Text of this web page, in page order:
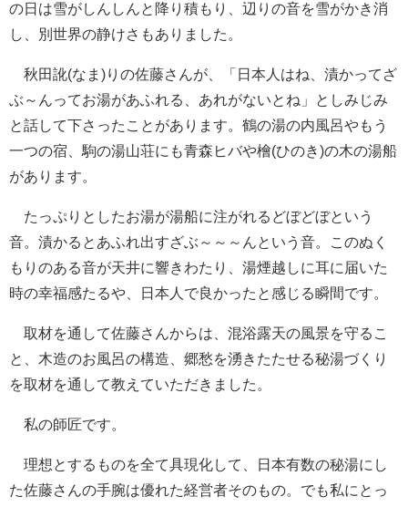
の日は雪がしんしんと降り積もり、辺りの音を雪がかき消
し、別世界の静けさもありました。
秋田訛(なま)りの佐藤さんが、「日本人はね、漬かってざ
ぶ～んってお湯があふれる、あれがないとね」としみじみ
と話して下さったことがあります。鶴の湯の内風呂やもう
一つの宿、駒の湯山荘にも青森ヒバや檜(ひのき)の木の湯船
があります。
たっぷりとしたお湯が湯船に注がれるどぼどぼという
音。漬かるとあふれ出すざぶ～～～んという音。このぬく
もりのある音が天井に響きわたり、湯煙越しに耳に届いた
時の幸福感たるや、日本人で良かったと感じる瞬間です。
取材を通して佐藤さんからは、混浴露天の風景を守るこ
と、木造のお風呂の構造、郷愁を湧きたたせる秘湯づくり
を取材を通して教えていただきました。
私の師匠です。
理想とするものを全て具現化して、日本有数の秘湯にし
た佐藤さんの手腕は優れた経営者そのもの。でも私にとっ